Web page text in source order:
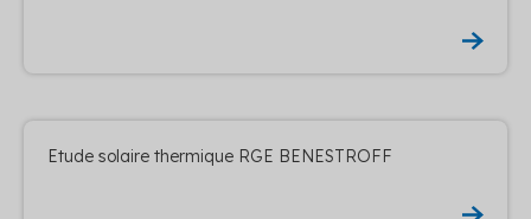
Etude solaire thermique RGE BENESTROFF